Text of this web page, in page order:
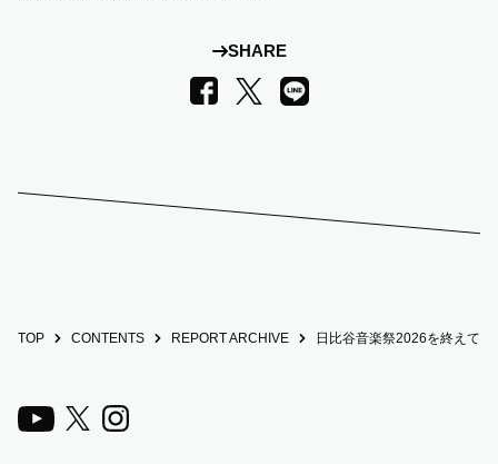
SHARE
Facebook
X LINE
TOP CONTENTS REPORT ARCHIVE 日比谷音楽祭2026を終えて